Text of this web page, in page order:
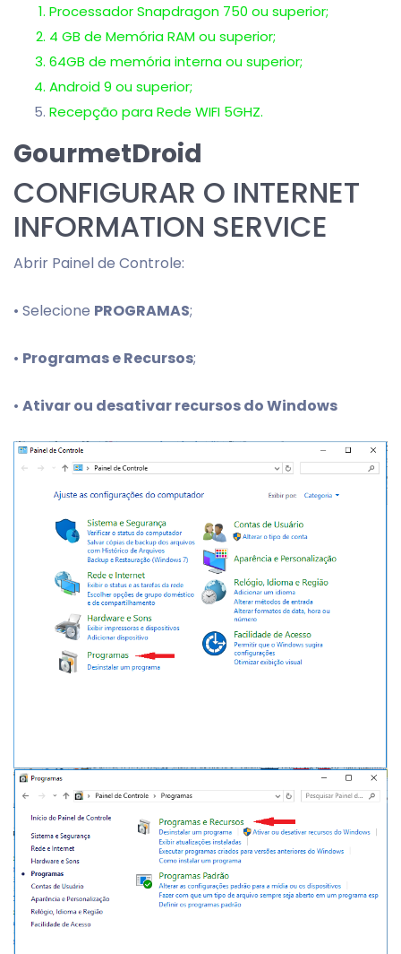
Processador Snapdragon 750 ou superior;
4 GB de Memória RAM ou superior;
64GB de memória interna ou superior;
Android 9 ou superior;
Recepção para Rede WIFI 5GHZ.
GourmetDroid
CONFIGURAR O INTERNET
INFORMATION SERVICE
Abrir Painel de Controle:
• Selecione PROGRAMAS;
• Programas e Recursos;
• Ativar ou desativar recursos do Windows